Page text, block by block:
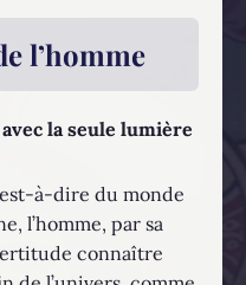
l’homme
la seule lumière
à-dire du monde
l’homme, par sa
connaître